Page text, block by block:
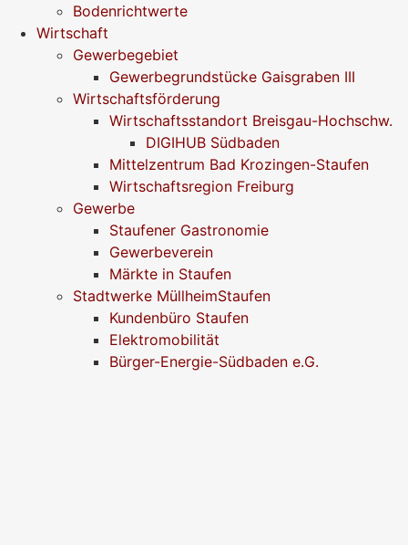
Bodenrichtwerte
Wirtschaft
Gewerbegebiet
Gewerbegrundstücke Gaisgraben III
Wirtschaftsförderung
Wirtschaftsstandort Breisgau-Hochschw.
DIGIHUB Südbaden
Mittelzentrum Bad Krozingen-Staufen
Wirtschaftsregion Freiburg
Gewerbe
Staufener Gastronomie
Gewerbeverein
Märkte in Staufen
Stadtwerke MüllheimStaufen
Kundenbüro Staufen
Elektromobilität
Bürger-Energie-Südbaden e.G.